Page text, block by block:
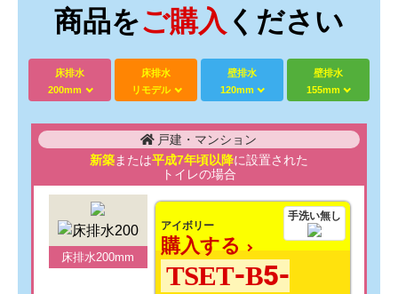
商品をご購入 ください
床排水
200mm
床排水
リモデル
壁排水
120mm
壁排水
155mm
戸建・マンション
新築または平成7年頃以降に設置された
トイレの場合
床排水200mm
手洗い無し
アイボリー
購入する
TSET-B5-